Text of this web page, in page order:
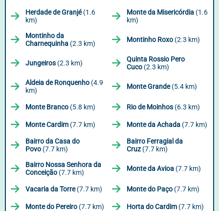
Herdade de Granjé(1.6
km)
Monte da Misericórdia (1.6
km)
Montinho da
Charnequinha (2.3 km) Montinho Roxo (2.3 km)
Jungeiros (2.3 km)
Quinta Rossio Pero
Cuco (2.3 km)
Aldeia de Ronquenho (4.9
km)
Monte Grande(5.4 km)
Monte Branco (5.8 km) Rio de Moinhos (6.3 km)
Monte Cardim (7.7 km) Monte da Achada (7.7 km)
Bairro da Casa do
Povo (7.7 km)
Bairro Ferragial da
Cruz (7.7 km)
Bairro Nossa Senhora da
Conceição (7.7 km) Monte da Avioa (7.7 km)
Vacaria da Torre(7.7 km) Monte do Paço (7.7 km)
Monte do Pereiro (7.7 km) Horta do Cardim (7.7 km)